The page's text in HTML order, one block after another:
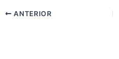
ANTERIOR